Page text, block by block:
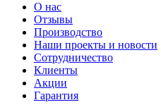
О нас
Отзывы
Производство
Наши проекты и новости
Сотрудничество
Клиенты
Акции
Гарантия